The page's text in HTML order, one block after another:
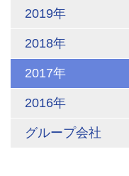
2019年
2018年
2017年
2016年
グループ会社